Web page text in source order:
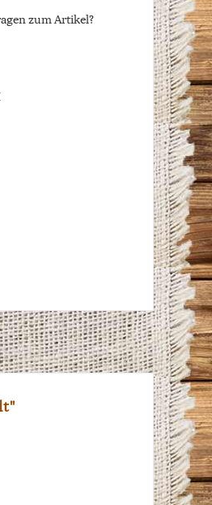
zum Artikel?